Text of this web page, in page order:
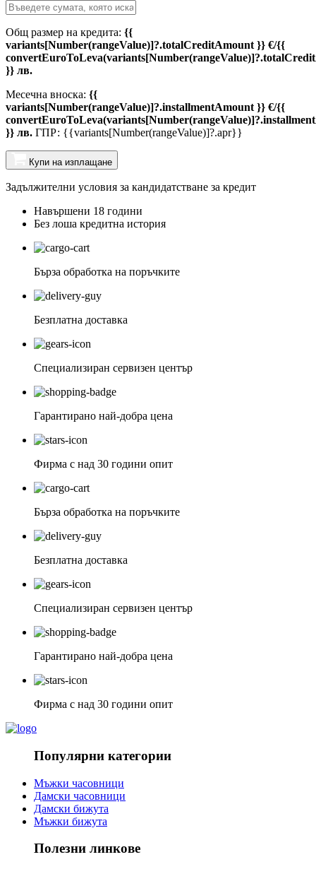
Общ размер на кредита: {{
variants[Number(rangeValue)]?.totalCreditAmount }} €/{{
}} лв.
Месечна вноска: {{
variants[Number(rangeValue)]?.installmentAmount }} €/{{
}} лв. ГПР: {{variants[Number(rangeValue)]?.apr}}
Купи на изплащане
Задължителни условия за кандидатстване за кредит
Навършени 18 години
Без лоша кредитна история
Бърза обработка на поръчките
Безплатна доставка
Специализиран сервизен център
Гарантирано най-добра цена
Фирма с над 30 години опит
Бърза обработка на поръчките
Безплатна доставка
Специализиран сервизен център
Гарантирано най-добра цена
Фирма с над 30 години опит
Популярни категории
Мъжки часовници
Дамски часовници
Дамски бижута
Мъжки бижута
Полезни линкове